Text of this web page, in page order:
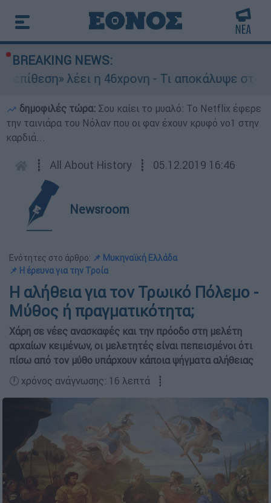
BREAKING NEWS:
- Τι αποκάλυψε στους αστυνομικούς
δημοφιλές τώρα: Σου καίει το μυαλό: Το Netflix έφερε
την ταινιάρα του Νόλαν που οι φαν έχουν κρυφό νο1 στην
καρδιά...
┋ All About History ┋ 05.12.2019 16:46
Newsroom
Ενότητες στο άρθρο: 📌 Μυκηναϊκή Ελλάδα
📌 Η έρευνα για την Τροία
Η αλήθεια για τον Τρωικό Πόλεμο -
Μύθος ή πραγματικότητα;
Χάρη σε νέες ανασκαφές και την πρόοδο στη μελέτη
αρχαίων κειμένων, οι μελετητές είναι πεπεισμένοι ότι
πίσω από τον μύθο υπάρχουν κάποια ψήγματα αλήθειας
🕛 χρόνος ανάγνωσης: 16 λεπτά ┋